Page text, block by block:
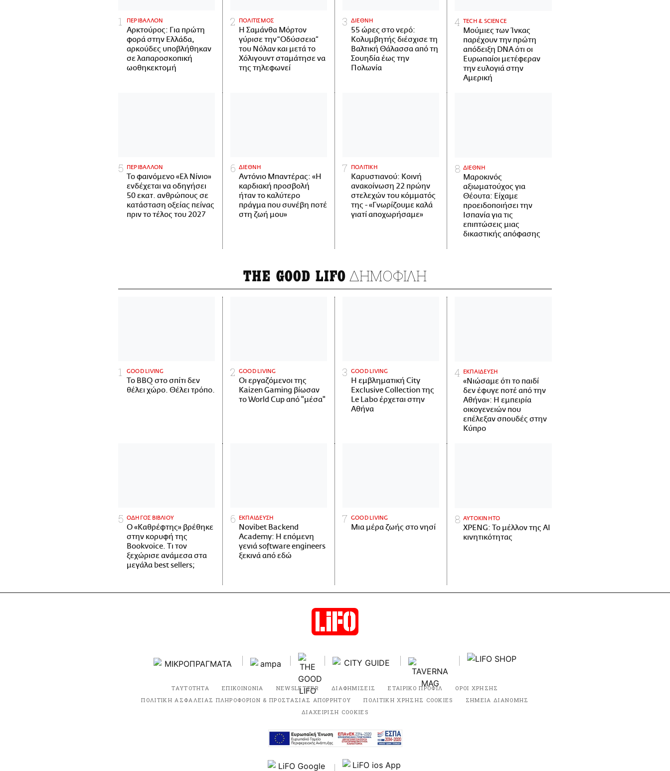
ΠΕΡΙΒΑΛΛΟΝ
Αρκτούρος: Για πρώτη
φορά στην Ελλάδα,
αρκούδες υποβλήθηκαν
σε λαπαροσκοπική
ωοθηκεκτομή
ΠΟΛΙΤΙΣΜΟΣ
Η Σαμάνθα Μόρτον
γύρισε την “Οδύσσεια”
του Νόλαν και μετά το
Χόλιγουντ σταμάτησε να
της τηλεφωνεί
ΔΙΕΘΝΗ
55 ώρες στο νερό:
Κολυμβητής διέσχισε τη
Βαλτική Θάλασσα από τη
Σουηδία έως την
Πολωνία
ΤECH & SCIENCE
Μούμιες των Ίνκας
παρέχουν την πρώτη
απόδειξη DNA ότι οι
Ευρωπαίοι μετέφεραν
την ευλογιά στην
Αμερική
ΠΕΡΙΒΑΛΛΟΝ
Το φαινόμενο «Ελ Νίνιο»
ενδέχεται να οδηγήσει
50 εκατ. ανθρώπους σε
κατάσταση οξείας πείνας
πριν το τέλος του 2027
ΔΙΕΘΝΗ
Αντόνιο Μπαντέρας: «Η
καρδιακή προσβολή
ήταν το καλύτερο
πράγμα που συνέβη ποτέ
στη ζωή μου»
ΠΟΛΙΤΙΚΗ
Καρυστιανού: Κοινή
ανακοίνωση 22 πρώην
στελεχών του κόμματός
της - «Γνωρίζουμε καλά
γιατί αποχωρήσαμε»
ΔΙΕΘΝΗ
Μαροκινός
αξιωματούχος για
Θέουτα: Είχαμε
προειδοποιήσει την
Ισπανία για τις
επιπτώσεις μιας
δικαστικής απόφασης
THE GOOD LIFO ΔΗΜΟΦΙΛΗ
GOOD LIVING
Το BBQ στο σπίτι δεν
θέλει χώρο. Θέλει τρόπο.
GOOD LIVING
Οι εργαζόμενοι της
Kaizen Gaming βίωσαν
το World Cup από "μέσα"
GOOD LIVING
Η εμβληματική City
Exclusive Collection της
Le Labo έρχεται στην
Αθήνα
ΕΚΠΑΙΔΕΥΣΗ
«Νιώσαμε ότι το παιδί
δεν έφυγε ποτέ από την
Αθήνα»: Η εμπειρία
οικογενειών που
επέλεξαν σπουδές στην
Κύπρο
ΟΔΗΓΟΣ ΒΙΒΛΙΟΥ
Ο «Καθρέφτης» βρέθηκε
στην κορυφή της
Bookvoice. Τι τον
ξεχώρισε ανάμεσα στα
μεγάλα best sellers;
ΕΚΠΑΙΔΕΥΣΗ
Novibet Backend
Academy: Η επόμενη
γενιά software engineers
ξεκινά από εδώ
GOOD LIVING
Μια μέρα ζωής στο νησί
ΑΥΤΟΚΙΝΗΤΟ
XPENG: Το μέλλον της AI
κινητικότητας
ΤΑΥΤΟΤΗΤΑ ΕΠΙΚΟΙΝΩΝΙΑ NEWSLETTER ΔΙΑΦΗΜΙΣΕΙΣ ΕΤΑΙΡΙΚΟ ΠΡΟΦΙΛ
ΟΡΟΙ ΧΡΗΣΗΣ
ΠΟΛΙΤΙΚΗ ΑΣΦΑΛΕΙΑΣ ΠΛΗΡΟΦΟΡΙΩΝ & ΠΡΟΣΤΑΣΙΑΣ ΑΠΟΡΡΗΤΟΥ
ΠΟΛΙΤΙΚΗ ΧΡΗΣΗΣ COOKIES
ΣΗΜΕΙΑ ΔΙΑΝΟΜΗΣ
ΔΙΑΧΕΙΡΙΣΗ COOKIES